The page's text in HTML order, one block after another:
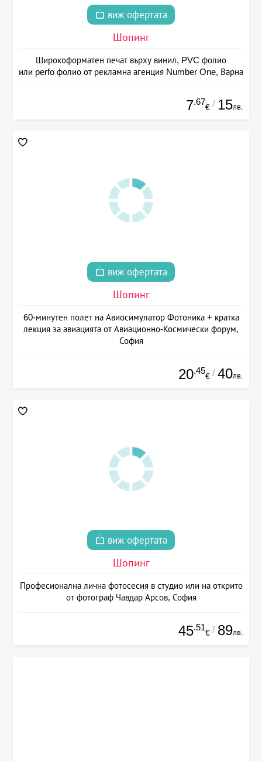
виж офертата
Шопинг
Широкоформатен печат върху винил, PVC фолио
или perfo фолио от рекламна агенция Number One, Варна
7.67
€ / 15лв.
виж офертата
Шопинг
60-минутен полет на Авиосимулатор Фотоника + кратка
лекция за авиацията от Авиационно-Космически форум,
София
20.45
€ / 40лв.
виж офертата
Шопинг
Професионална лична фотосесия в студио или на открито
от фотограф Чавдар Арсов, София
45.51
€ / 89лв.